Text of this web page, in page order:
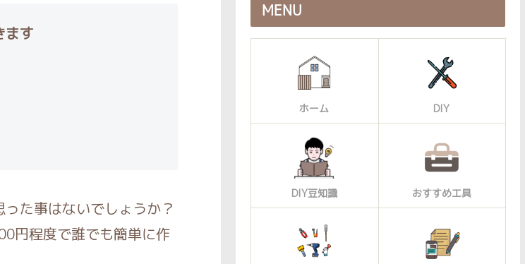
ます
た事はないでしょうか？
円程度で誰でも簡単に作
MENU
ホーム DIY
DIY豆知識 おすすめ工具